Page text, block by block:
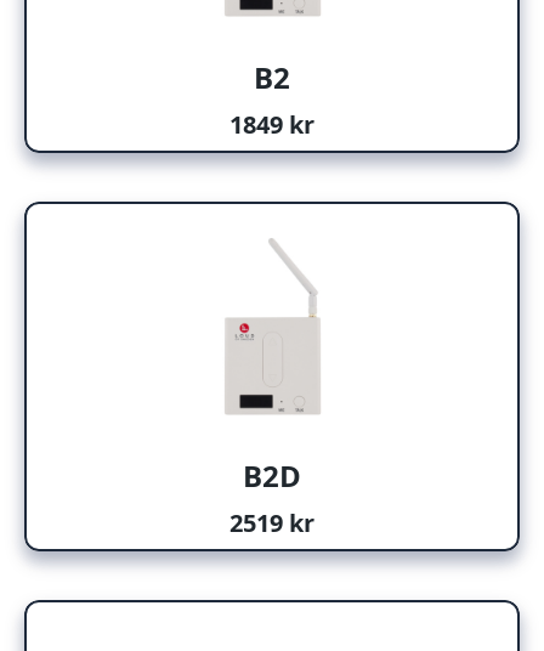
B2
1849 kr
B2D
2519 kr